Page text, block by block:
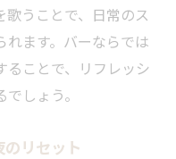
うことで、日常のス
れます。バーならでは
ることで、リフレッシ
しょう。
リセット